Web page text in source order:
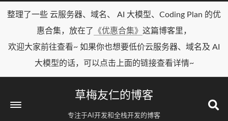
整理了一些 云服务器、域名、 AI 大模型、Coding Plan 的优
惠合集，放在了
《优惠合集》 这篇博客里，
欢迎大家前往查看~ 如果你也想要低价云服务器、域名及 AI
大模型的话，可以点击上面的链接查看详情~
草梅友仁的博客
专注于AI开发和全栈开发的博客